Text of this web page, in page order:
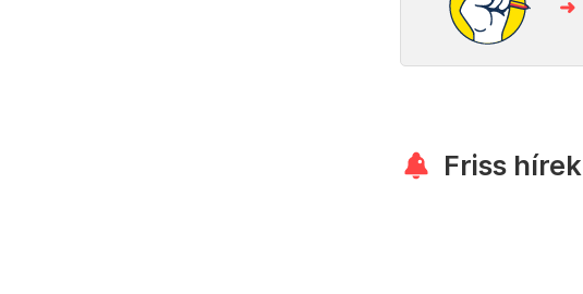
Friss hírek